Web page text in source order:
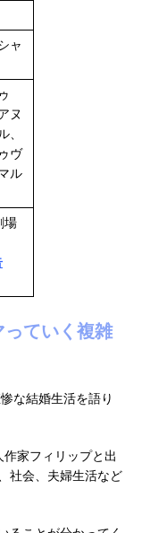
ャ
ヌ
ヴ
ル
場
ていく複雑
な結婚生活を語り
家フィリップと出
社会、夫婦生活など